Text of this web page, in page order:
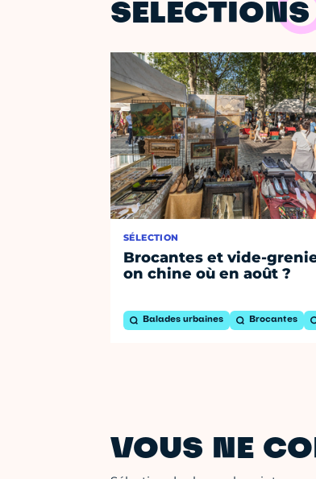
SÉLECTIONS
SÉLECTION
Brocantes et vide-
on chine où en août ?
Balades urbaines Brocantes
VOUS NE